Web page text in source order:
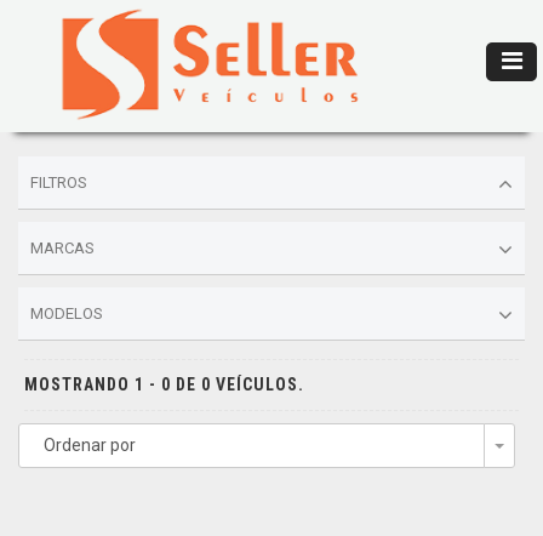
FILTROS
MARCAS
MODELOS
MOSTRANDO 1 - 0 DE 0 VEÍCULOS.
Ordenar por